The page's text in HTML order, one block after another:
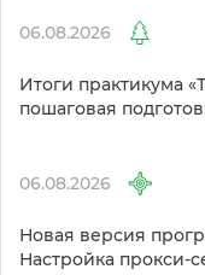
06.08.2026
Итоги практикума
пошаговая
06.08.2026
Новая версия
Настройка прокси-